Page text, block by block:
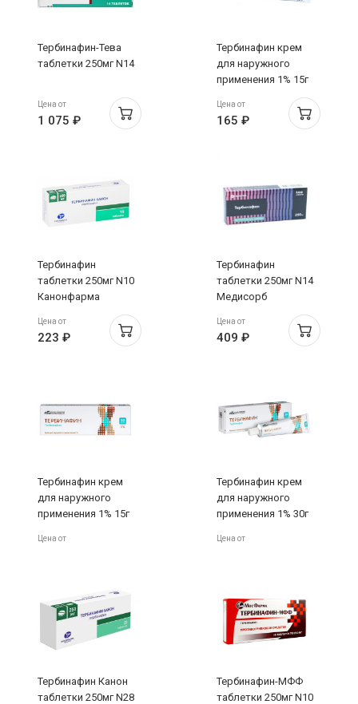
Тербинафин-Тева
таблетки 250мг N14
Цена от
1 075 ₽
Тербинафин крем
для наружного
применения 1% 15г
Цена от
165 ₽
Тербинафин
таблетки 250мг N10
Канонфарма
Цена от
223 ₽
Тербинафин
таблетки 250мг N14
Медисорб
Цена от
409 ₽
Тербинафин крем
для наружного
применения 1% 15г
Цена от
Тербинафин крем
для наружного
применения 1% 30г
Цена от
Тербинафин Канон
таблетки 250мг N28
Тербинафин-МФФ
таблетки 250мг N10